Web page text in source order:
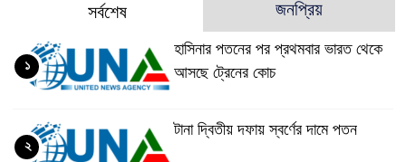
সর্বশেষ জনপ্রিয়
হাসিনার পতনের পর প্রথমবার ভারত থেকে
আসছে ট্রেনের কোচ
১
টানা দ্বিতীয় দফায় স্বর্ণের দামে পতন
২